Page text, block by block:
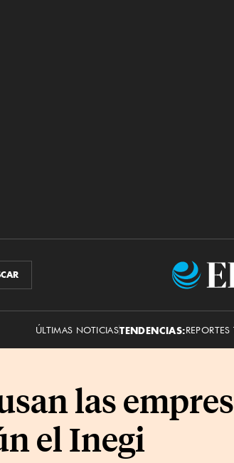
ÚLTIMAS NOTICIASTENDENCIAS:
las
el Inegi